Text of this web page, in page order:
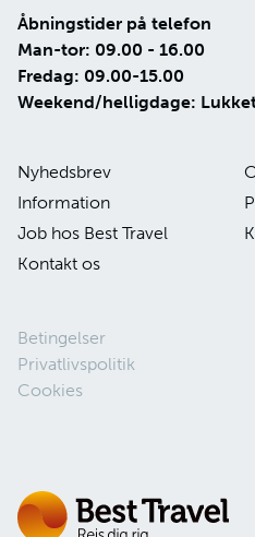
Åbningstider på telefon
Man-tor: 09.00 - 16.00
Fredag: 09.00-15.00
Weekend/helligdage:
Nyhedsbrev
Information
Job hos Best Travel
Kontakt os
Betingelser
Privatlivspolitik
Cookies